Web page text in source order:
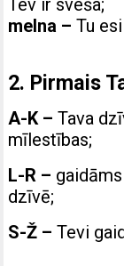
Tev ir sveša;
melna – Tu
2. Pirmais
A-K –Tava
mīlestības;
L-R –
dzīvē;
S-Ž –Tevi